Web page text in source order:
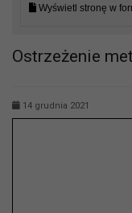
Wyświetl stronę w
Ostrzeżenie
14 grudnia 2021